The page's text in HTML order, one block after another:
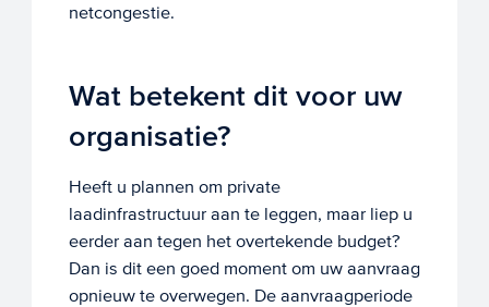
netcongestie.
Wat betekent dit voor uw
organisatie?
Heeft u plannen om private
laadinfrastructuur aan te leggen, maar liep u
eerder aan tegen het overtekende budget?
Dan is dit een goed moment om uw aanvraag
opnieuw te overwegen. De aanvraagperiode